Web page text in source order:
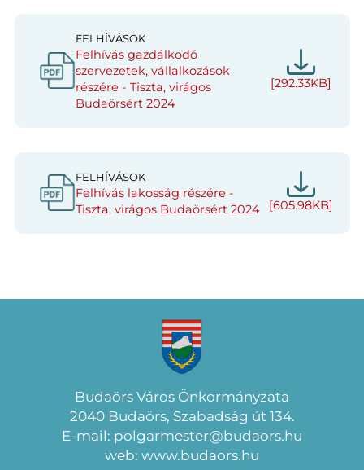
FELHÍVÁSOK
Felhívás gazdálkodó
szervezetek, vállalkozások
részére - Tiszta, virágos
Budaörsért 2024
[292.33KB]
FELHÍVÁSOK
Felhívás lakosság részére -
Tiszta, virágos Budaörsért 2024
[605.98KB]
Budaörs Város Önkormányzata
2040 Budaörs, Szabadság út 134.
E-mail: polgarmester@budaors.hu
web: www.budaors.hu